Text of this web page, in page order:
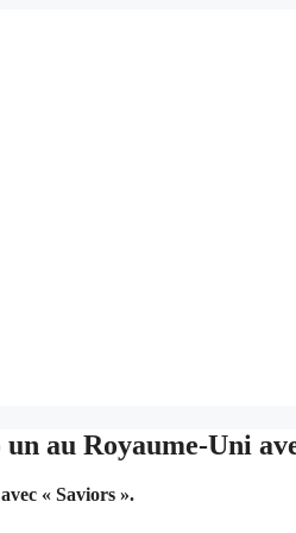
au Royaume-Uni
« Saviors ».